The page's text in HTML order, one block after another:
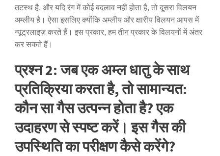
तटस्थ है, और यदि रंग में कोई बदलाव नहीं होता है, तो दूसरा विलयन
अम्लीय है। ऐसा इसलिए क्योंकि अम्लीय और क्षारीय विलयन आपस में
न्यूट्रलाइज़ करते हैं। इस प्रकार, हम तीन प्रकार के विलयनों में अंतर
कर सकते हैं।
प्रश्न 2: जब एक अम्ल धातु के साथ
प्रतिक्रिया करता है, तो सामान्यत:
कौन सा गैस उत्पन्न होता है? एक
उदाहरण से स्पष्ट करें। इस गैस की
उपस्थिति का परीक्षण कैसे करेंगे?